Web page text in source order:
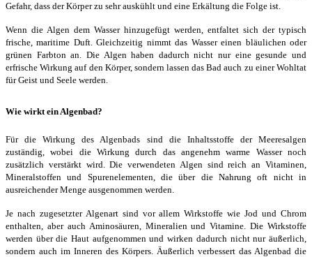
Gefahr, dass der Körper zu sehr auskühlt und eine Erkältung die Folge ist.
Wenn die Algen dem Wasser hinzugefügt werden, entfaltet sich der typisch
frische, maritime Duft. Gleichzeitig nimmt das Wasser einen bläulichen oder
grünen Farbton an. Die Algen haben dadurch nicht nur eine gesunde und
erfrische Wirkung auf den Körper, sondern lassen das Bad auch zu einer Wohltat
für Geist und Seele werden.
Wie wirkt ein Algenbad?
Für die Wirkung des Algenbads sind die Inhaltsstoffe der Meeresalgen
zuständig, wobei die Wirkung durch das angenehm warme Wasser noch
zusätzlich verstärkt wird. Die verwendeten Algen sind reich an Vitaminen,
Mineralstoffen und Spurenelementen, die über die Nahrung oft nicht in
ausreichender Menge ausgenommen werden.
Je nach zugesetzter Algenart sind vor allem Wirkstoffe wie Jod und Chrom
enthalten, aber auch Aminosäuren, Mineralien und Vitamine. Die Wirkstoffe
werden über die Haut aufgenommen und wirken dadurch nicht nur äußerlich,
sondern auch im Inneren des Körpers. Äußerlich verbessert das Algenbad die